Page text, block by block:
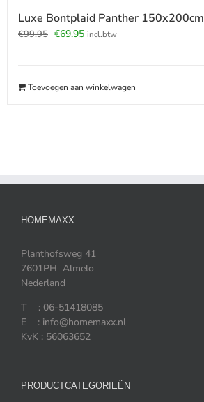
Luxe Bontplaid Panther 150x200cm
€99.95 Oorspronkelijke
€69.95Huidige
incl.btw
Toevoegen aan winkelwagen
HOMEMAXX
Planthofsweg 41
7601PH Almelo
Nederland
T : 06-51418085
E : info@homemaxx.nl
KvK : 56063652
PRODUCTCATEGORIEËN